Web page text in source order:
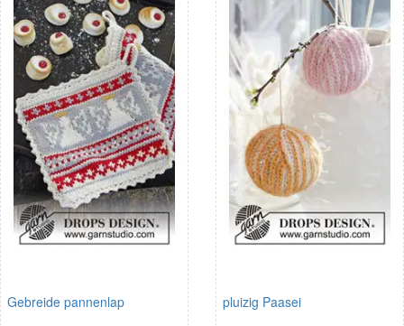
Gebreide pannenlap pluizig Paasei